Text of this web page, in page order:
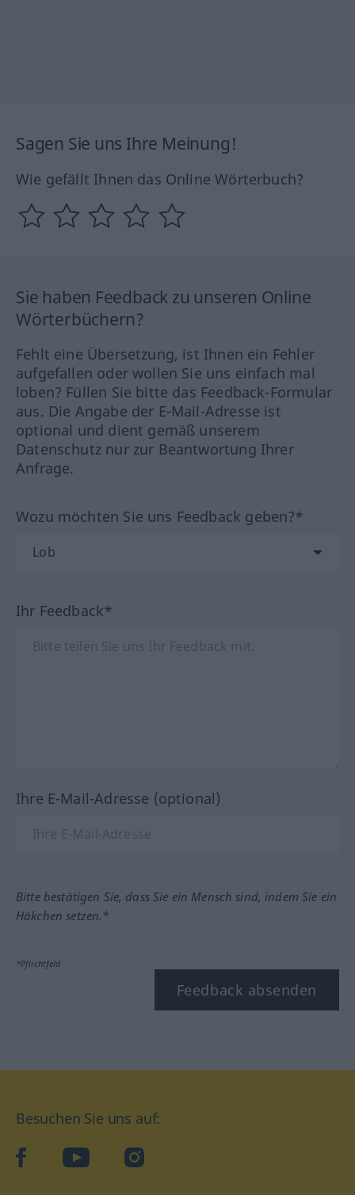
Sagen Sie uns Ihre Meinung!
Wie gefällt Ihnen das Online Wörterbuch?
Sie haben Feedback zu unseren Online
Wörterbüchern?
Fehlt eine Übersetzung, ist Ihnen ein Fehler
aufgefallen oder wollen Sie uns einfach mal
loben? Füllen Sie bitte das Feedback-Formular
aus. Die Angabe der E-Mail-Adresse ist
optional und dient gemäß unserem
Datenschutz nur zur Beantwortung Ihrer
Anfrage.
Wozu möchten Sie uns Feedback geben?*
Ihr Feedback*
Ihre E-Mail-Adresse (optional)
Bitte bestätigen Sie, dass Sie ein Mensch sind, indem Sie ein
Häkchen setzen.*
*Pflichtfeld
Feedback absenden
Besuchen Sie uns auf:
facebookYouTube Instagram